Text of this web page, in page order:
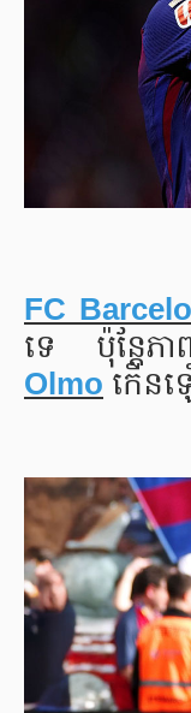
FC
ទេ ប៉ុន្តែភា
Olmo កើនឡ